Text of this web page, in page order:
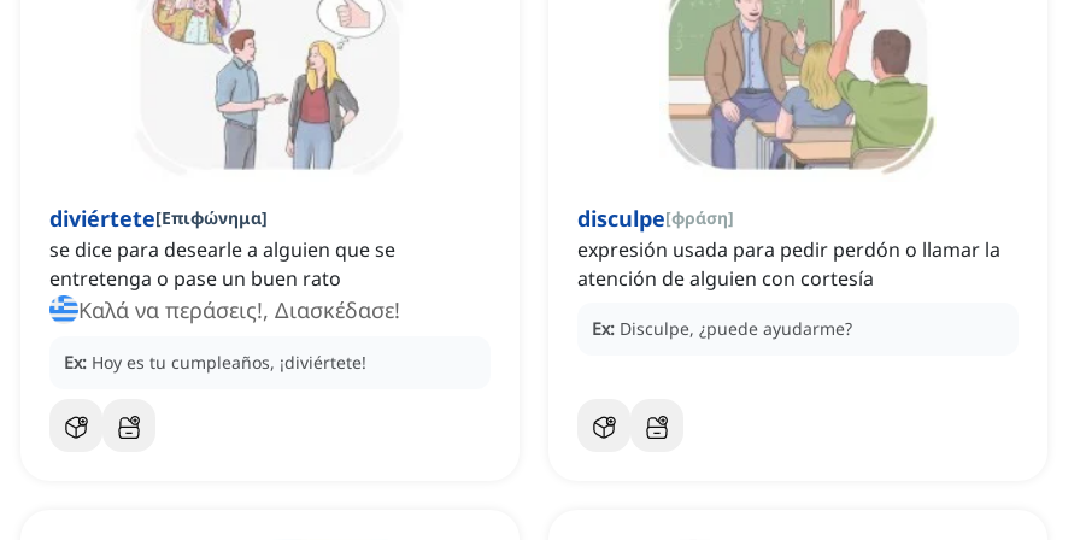
diviértete[Επιφώνημα]
se dice para desearle a alguien que se
entretenga o pase un buen rato
Καλά να περάσεις!, Διασκέδασε!
Ex: Hoy es tu cumpleaños, ¡diviértete!
disculpe[φράση]
expresión usada para pedir perdón o llamar la
atención de alguien con cortesía
Ex: Disculpe, ¿puede ayudarme?